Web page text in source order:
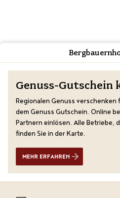
Genuss-Gutschein
Regionalen Genuss
dem Genuss Gutschein. Online
Partnern einlösen. Alle Betriebe,
finden Sie in der Karte.
MEHR ERFAHREN